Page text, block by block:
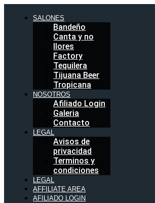
SALONES
Bandeño
Canta y no
llores
Factory
Tequilera
Tijuana Beer
Tropicana
NOSOTROS
Afiliado Login
Galeria
Contacto
LEGAL
Avisos de
privacidad
Terminos y
condiciones
LEGAL
AFFILIATE AREA
AFILIADO LOGIN